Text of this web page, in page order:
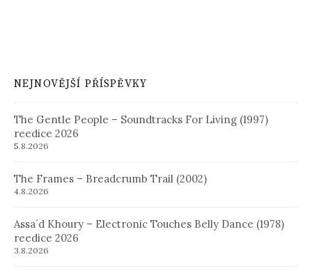
NEJNOVĚJŠÍ PŘÍSPĚVKY
The Gentle People – Soundtracks For Living (1997)
reedice 2026
5.8.2026
The Frames – Breadcrumb Trail (2002)
4.8.2026
Assa´d Khoury – Electronic Touches Belly Dance (1978)
reedice 2026
3.8.2026